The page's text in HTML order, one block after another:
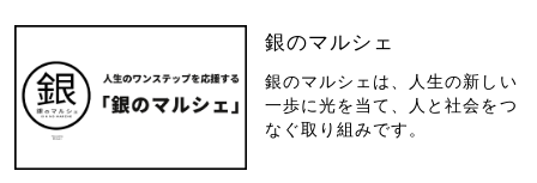
銀のマルシェ
銀のマルシェは、人生の新しい
一歩に光を当て、人と社会をつ
なぐ取り組みです。